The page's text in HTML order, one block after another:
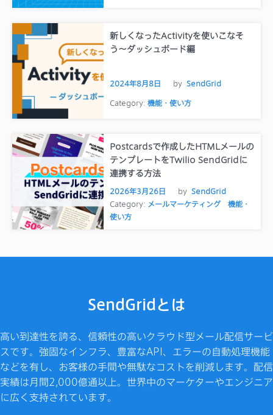
新しくなったActivityを使いこなそ
う〜ダッシュボード編
2024年8月8日 by SendGrid
Category: 機能・使い方
Postcardsで作成したHTMLメールの
テンプレートをTwilio SendGridに
連携する方法
2026年3月26日 by SendGrid
Category: メールマーケティング
機能・
使い方
SendGridとは
高い到達性を誇る、信頼性の高いクラウド型メール配信サービ
スです。強固なインフラ、豊富なAPI、エラーの自動処理機能
などを有し、お客様の手間や無駄なコストを削減します。配信
実績は月間2,000億通以上。世界中のマーケターやエンジニア
に広く支持されています。